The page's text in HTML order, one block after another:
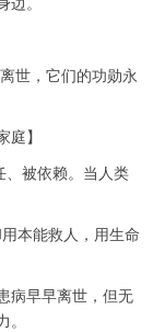
。
庭】
、被依赖。当人类
本能救人，用生命
病早早离世，但无